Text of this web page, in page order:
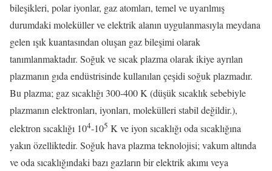
bileşikleri, polar iyonlar, gaz atomları, temel ve uyarılmış
durumdaki moleküller ve elektrik alanın uygulanmasıyla meydana
gelen ışık kuantasından oluşan gaz bileşimi olarak
tanımlanmaktadır. Soğuk ve sıcak plazma olarak ikiye ayrılan
plazmanın gıda endüstrisinde kullanılan çeşidi soğuk plazmadır.
Bu plazma; gaz sıcaklığı 300-400 K (düşük sıcaklık sebebiyle
plazmanın elektronları, iyonları, molekülleri stabil değildir.),
elektron sıcaklığı 104-105 K ve iyon sıcaklığı oda sıcaklığına
yakın özelliktedir. Soğuk hava plazma teknolojisi; vakum altında
ve oda sıcaklığındaki bazı gazların bir elektrik akımı veya